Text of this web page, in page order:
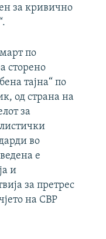
за кривично
по
сторено
тајна“ по
од страна на
за
во
е
и
за претрес
на СВР